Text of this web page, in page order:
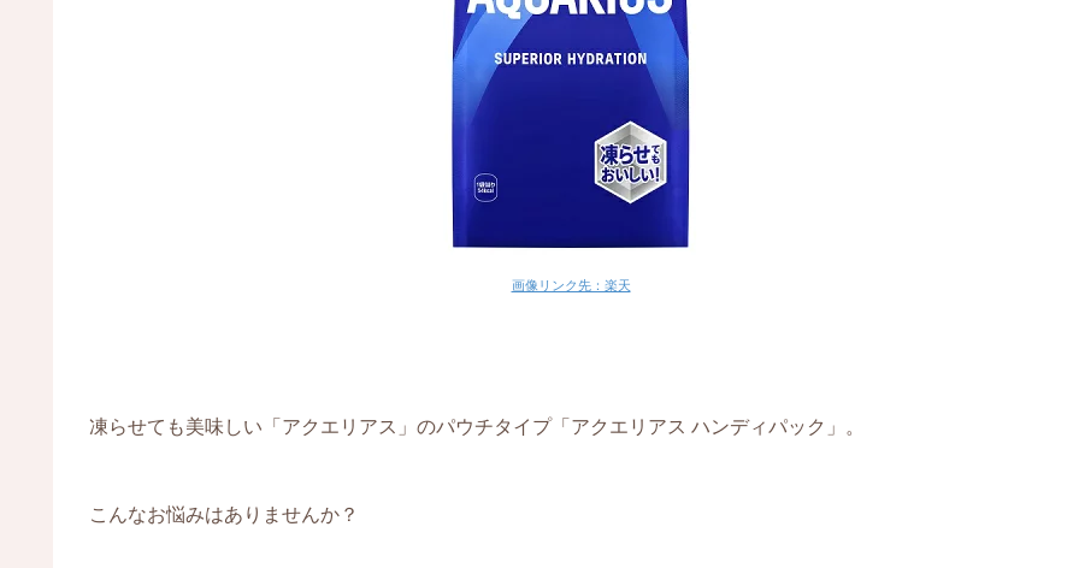
画像リンク先：楽天
凍らせても美味しい「アクエリアス」のパウチタイプ「アクエリアス ハンディパック」。
こんなお悩みはありませんか？